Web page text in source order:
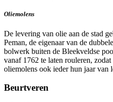
Oliemolens
De levering van olie aan de stad
Peman, de eigenaar van de
bolwerk buiten de Bleekveldse
vanaf 1762 te laten rouleren,
oliemolens ook ieder hun jaar van
Beurtveren